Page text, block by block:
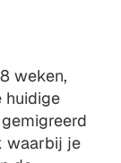
weken,
huidige
waarbij je